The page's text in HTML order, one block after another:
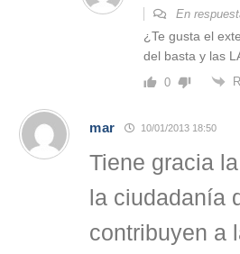
En
¿Te gusta el
del basta y las
0
mar 10/01/2013 18:50
Tiene gracia
la ciudadanía
contribuyen a